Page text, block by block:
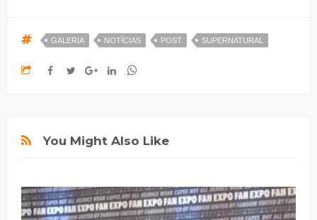
GALERIA NOTÍCIAS POST SUPERNATURAL
You Might Also Like